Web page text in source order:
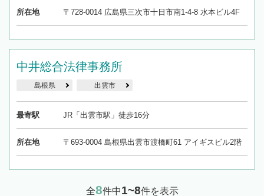
所在地 〒728-0014 広島県三次市十日市南1-4-8 水本ビル4F
中井総合法律事務所
島根県 出雲市
最寄駅 JR「出雲市駅」徒歩16分
所在地 〒693-0004 島根県出雲市渡橋町61 アイギスビル2階
全8件中1~8件を表示